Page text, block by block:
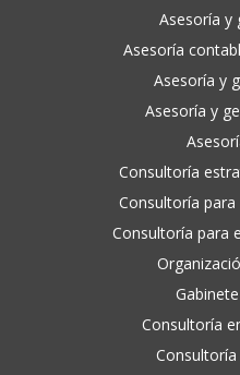
Asesoría y
Asesoría
Asesoría y
Asesoría y
Consultoría
Consultoría
Consultoría para
Consultoría